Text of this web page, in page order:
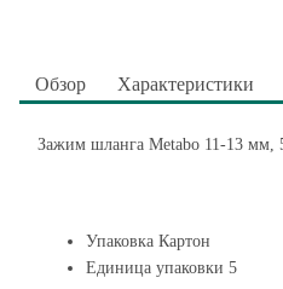
Обзор Характеристики
Зажим шланга Metabo 11-13 мм,
Упаковка Картон
Единица упаковки 5